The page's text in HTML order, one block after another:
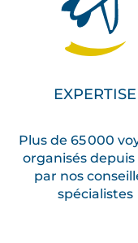
EXPERTISE
Plus de 65 000
organisés depuis
par nos
spécialistes